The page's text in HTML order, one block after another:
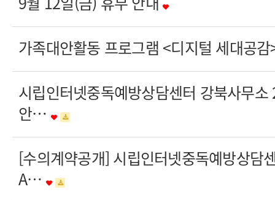
가족대안활동 프로그램 <디지털 세대공
시립인터넷중독예방상담센터 강북사무
안…
[수의계약공개] 시립인터넷중독예방상담
A…